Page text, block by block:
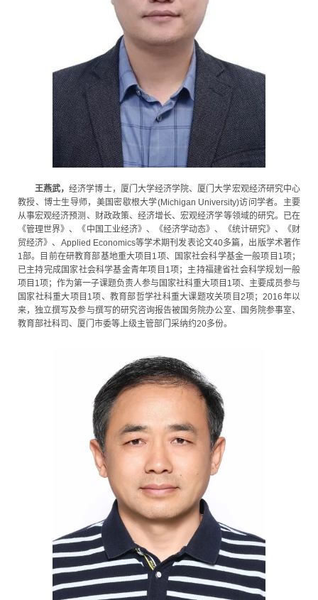
王燕武，经济学博士，厦门大学经济学院、厦门大学宏观经济研究中心
教授、博士生导师，美国密歇根大学(Michigan University)访问学者。主要
从事宏观经济预测、财政政策、经济增长、宏观经济学等领域的研究。已在
《管理世界》、《中国工业经济》、《经济学动态》、《统计研究》、《财
贸经济》、Applied Economics等学术期刊发表论文40多篇，出版学术著作
1部。目前在研教育部基地重大项目1项、国家社会科学基金一般项目1项；
已主持完成国家社会科学基金青年项目1项；主持福建省社会科学规划一般
项目1项；作为第一子课题负责人参与国家社科重大项目1项、主要成员参与
国家社科重大项目1项、教育部哲学社科重大课题攻关项目2项；2016年以
来，独立撰写及参与撰写的研究咨询报告被国务院办公室、国务院参事室、
教育部社科司、厦门市委等上级主管部门采纳约20多份。